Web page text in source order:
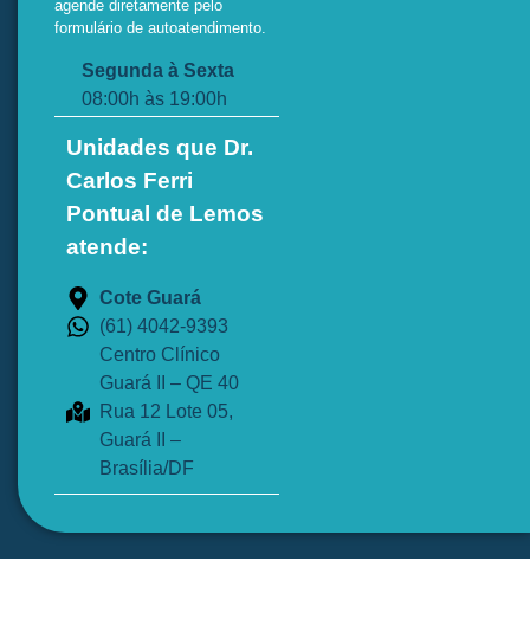
agende diretamente pelo
formulário de autoatendimento.
Segunda à Sexta
08:00h às 19:00h
Unidades que Dr.
Carlos Ferri
Pontual de Lemos
atende:
Cote Guará
(61) 4042-9393
Centro Clínico
Guará II – QE 40
Rua 12 Lote 05,
Guará II –
Brasília/DF